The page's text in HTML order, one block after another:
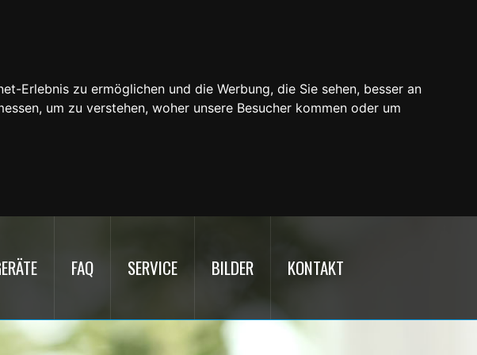
Erlebnis zu ermöglichen und die Werbung, die Sie sehen, besser an
um zu verstehen, woher unsere Besucher kommen oder um
FAQ SERVICE BILDER KONTAKT